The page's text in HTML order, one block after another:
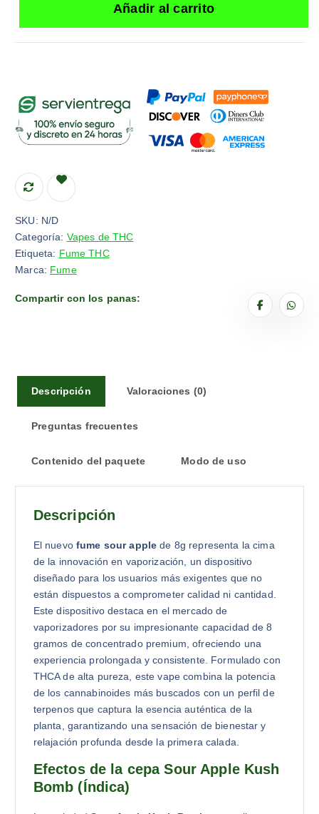
Añadir al carrito
SKU: N/D
Categoría: Vapes de THC
Etiqueta: Fume THC
Marca: Fume
Compartir con los panas:
Descripción Valoraciones (0)
Preguntas frecuentes
Contenido del paquete Modo de uso
Descripción
El nuevofume sour apple de 8g representa la cima
de la innovación en vaporización, un dispositivo
diseñado para los usuarios más exigentes que no
están dispuestos a comprometer calidad ni cantidad.
Este dispositivo destaca en el mercado de
vaporizadores por su impresionante capacidad de 8
gramos de concentrado premium, ofreciendo una
experiencia prolongada y consistente. Formulado con
THCA de alta pureza, este vape combina la potencia
de los cannabinoides más buscados con un perfil de
terpenos que captura la esencia auténtica de la
planta, garantizando una sensación de bienestar y
relajación profunda desde la primera calada.
Efectos de la cepa Sour Apple Kush
Bomb (Índica)